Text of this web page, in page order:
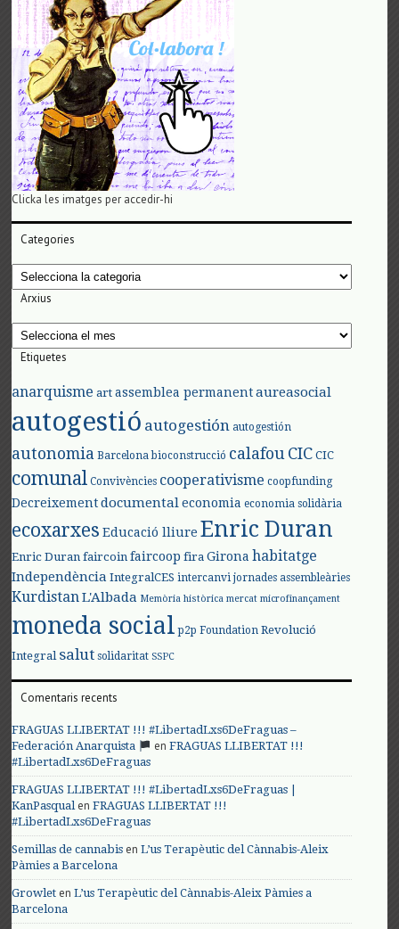
Clicka les imatges per accedir-hi
Categories
Categories
Arxius
Arxius
Etiquetes
anarquisme art assemblea permanent aureasocial
autogestió autogestión autogestión
autonomia Barcelona bioconstrucció calafouCIC CIC
comunal Convivències cooperativisme coopfunding
Decreixement documental economia economia solidària
ecoxarxes Educació lliure Enric Duran
Enric Duran faircoin faircoop fira Girona habitatge
Independència IntegralCES intercanvi jornades assembleàries
KurdistanL'Albada Memòria històrica mercat microfinançament
moneda social p2p Foundation Revolució
Integral salut solidaritat SSPC
Comentaris recents
FRAGUAS LLIBERTAT !!! #LibertadLxs6DeFraguas –
Federación Anarquista
enFRAGUAS LLIBERTAT !!!
#LibertadLxs6DeFraguas
FRAGUAS LLIBERTAT !!! #LibertadLxs6DeFraguas |
KanPasqualenFRAGUAS LLIBERTAT !!!
#LibertadLxs6DeFraguas
Semillas de cannabis enL’us Terapèutic del Cànnabis-Aleix
Pàmies a Barcelona
Growlet enL’us Terapèutic del Cànnabis-Aleix Pàmies a
Barcelona